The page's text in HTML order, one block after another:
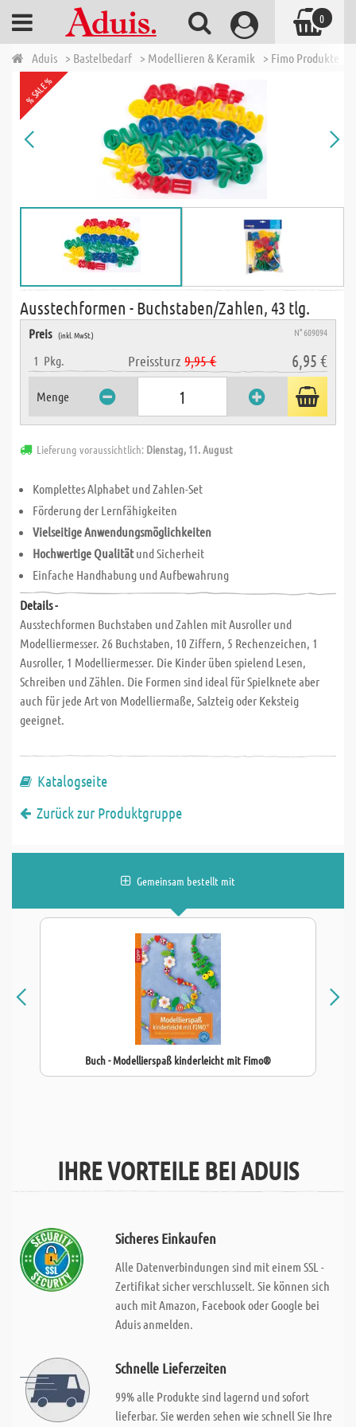
Aduis > Bastelbedarf > Modellieren & Keramik > Fimo Produkte
% SALE %
Ausstechformen - Buchstaben/Zahlen, 43 tlg.
Preis (inkl. MwSt.) N° 609094
1 Pkg. Preissturz 9,95 € 6,95 €
Menge
Lieferung voraussichtlich: Dienstag, 11. August
Komplettes Alphabet und Zahlen-Set
Förderung der Lernfähigkeiten
Vielseitige Anwendungsmöglichkeiten
Hochwertige Qualitätund Sicherheit
Einfache Handhabung und Aufbewahrung
Details -
Ausstechformen Buchstaben und Zahlen mit Ausroller und
Modelliermesser. 26 Buchstaben, 10 Ziffern, 5 Rechenzeichen, 1
Ausroller, 1 Modelliermesser. Die Kinder üben spielend Lesen,
Schreiben und Zählen. Die Formen sind ideal für Spielknete aber
auch für jede Art von Modelliermaße, Salzteig oder Keksteig
geeignet.
Katalogseite
Zurück zur Produktgruppe
Gemeinsam bestellt mit
Buch - Modellierspaß kinderleicht mit Fimo®
IHRE VORTEILE BEI ADUIS
Sicheres Einkaufen
Alle Datenverbindungen sind mit einem SSL -
Zertifikat sicher verschlusselt. Sie können sich
auch mit Amazon, Facebook oder Google bei
Aduis anmelden.
Schnelle Lieferzeiten
99% alle Produkte sind lagernd und sofort
lieferbar. Sie werden sehen wie schnell Sie Ihre
0